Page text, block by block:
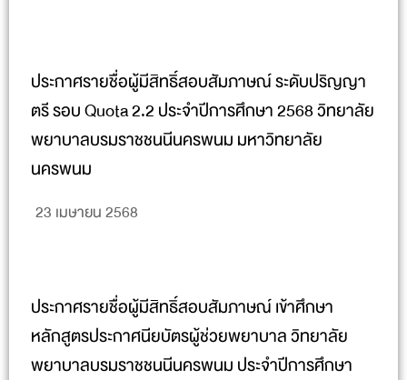
ประกาศรายชื่อผู้มีสิทธิ์สอบสัมภาษณ์ ระดับปริญญา
ตรี รอบ Quota 2.2 ประจำปีการศึกษา 2568 วิทยาลัย
พยาบาลบรมราชชนนีนครพนม มหาวิทยาลัย
นครพนม
23 เมษายน 2568
ประกาศรายชื่อผู้มีสิทธิ์สอบสัมภาษณ์ เข้าศึกษา
หลักสูตรประกาศนียบัตรผู้ช่วยพยาบาล วิทยาลัย
พยาบาลบรมราชชนนีนครพนม ประจำปีการศึกษา